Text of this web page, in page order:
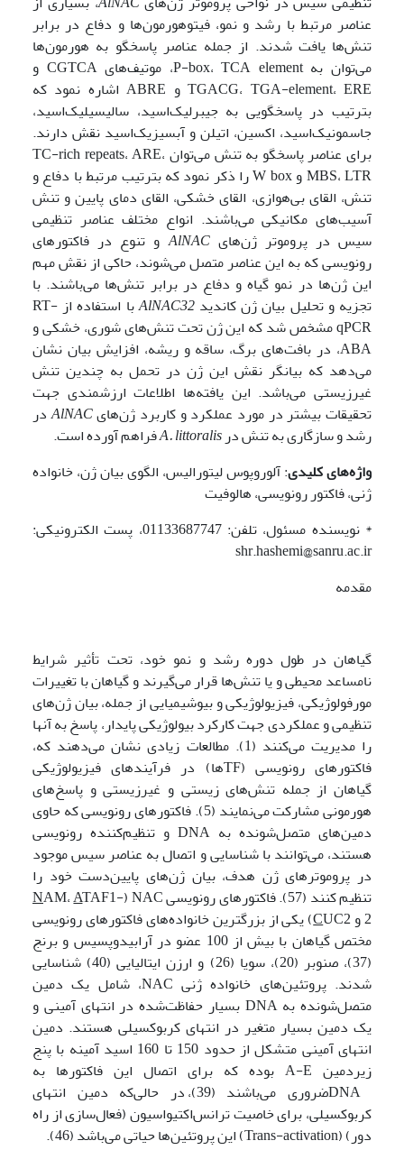
عناصر مرتبط با رشد و نمو، فیتوهورمون‌ها و دفاع در برابر
تنش‌ها یافت شدند. از جمله عناصر پاسخگو به هورمون‌ها
می‌توان به P-box، TCA element، موتیف‌های CGTCA و
TGACG، TGA-element، ERE و ABRE اشاره نمود که
بترتیب در پاسخگویی به جیبرلیک‌اسید، سالیسیلیک‌اسید،
جاسمونیک‌اسید، اکسین، اتیلن و آبسیزیک‌اسید نقش دارند.
برای عناصر پاسخگو به تنش می‌توان TC-rich repeats، ARE،
MBS، LTR و W box را ذکر نمود که بترتیب مرتبط با دفاع و
تنش، القای بی‌هوازی، القای خشکی، القای دمای پایین و تنش
آسیب‌های مکانیکی می‌باشند. انواع مختلف عناصر تنظیمی
سیس در پروموتر ژن‌هایAlNAC و تنوع در فاکتورهای
رونویسی که به این عناصر متصل می‌شوند، حاکی از نقش‌ مهم
این ژن‌ها در نمو گیاه و دفاع در برابر تنش‌ها می‌باشند. با
تجزیه و تحلیل بیان ژن کاندیدAlNAC32
با استفاده از RT-
qPCR مشخص شد که این ژن تحت تنش‌های شوری، خشکی و
ABA، در بافت‌های برگ، ساقه و ریشه، افزایش بیان نشان
می‌دهد که بیانگر نقش این ژن در تحمل به چندین تنش
غیرزیستی می‌باشد. این یافته‌ها اطلاعات ارزشمندی جهت
تحقیقات بیشتر در مورد عملکرد و کاربرد ژن‌هایAlNACدر
رشد و سازگاری به تنش در
A.littoralis فراهم آورده است.
واژه‌های کلیدی: آلوروپوس لیتورالیس، الگوی بیان ژن، خانواده
ژنی، فاکتور رونویسی، هالوفیت
* نویسنده مسئول، تلفن: 01133687747، پست الکترونیکی:
shr.hashemi@sanru.ac.ir
مقدمه
گیاهان در طول دوره رشد و نمو خود، تحت تأثیر شرایط
نامساعد محیطی و یا تنش‌ها قرار می‌گیرند و گیاهان با تغییرات
مورفولوژیکی، فیزیولوژیکی و بیوشیمیایی از جمله، بیان ژن‌های
تنظیمی و عملکردی جهت کارکرد بیولوژیکی پایدار، پاسخ به آنها
را مدیریت می‌کنند (1). مطالعات زیادی نشان می‌دهند که،
فاکتورهای رونویسی (TFها) در فرآیندهای فیزیولوژیکی
گیاهان از جمله تنش‌های زیستی و غیرزیستی و پاسخ‌های
هورمونی مشارکت می‌نمایند (5). فاکتورهای رونویسی که حاوی
دمین‌های متصل‌شونده به DNA و تنظیم‌کننده رونویسی
هستند، می‌توانند با شناسایی و اتصال به عناصر سیس موجود
در پروموترهای ژن هدف، بیان ژن‌های پایین‌دست خود را
تنظیم کنند (57). فاکتورهای رونویسی NAC (
NAM،ATAF1-
2 و
CUC2) یکی از بزرگترین خانواده‌های فاکتورهای رونویسی
مختص گیاهان با بیش از 100 عضو در آرابیدوپسیس و برنج
(37)، صنوبر (20)، سویا (26) و ارزن ایتالیایی (40) شناسایی
شدند. پروتئین‌های خانواده ژنی NAC، شامل یک دمین
متصل‌شونده به DNA بسیار حفاظت‌شده در انتهای آمینی و
یک دمین بسیار متغیر در انتهای کربوکسیلی هستند. دمین
انتهای آمینی متشکل از حدود 150 تا 160 اسید آمینه با پنج
زیردمین A-E بوده که برای اتصال این فاکتورها به
DNAضروری می‌باشند (39)، در حالی‌که دمین انتهای
کربوکسیلی، برای خاصیت ترانس‌اکتیواسیون (فعال‌سازی از راه
دور) (Trans‌-activation) این پروتئین‌ها حیاتی می‌باشد (46).